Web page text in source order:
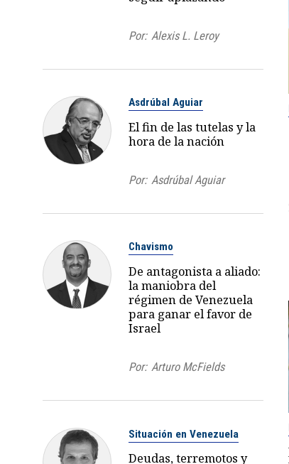
Por: Alexis L. Leroy
Asdrúbal Aguiar
El fin de las tutelas y la
hora de la nación
Por: Asdrúbal Aguiar
Chavismo
De antagonista a aliado:
la maniobra del
régimen de Venezuela
para ganar el favor de
Israel
Por: Arturo McFields
Situación en Venezuela
Deudas, terremotos y